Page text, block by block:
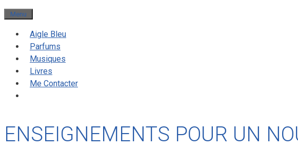
Menu
Aigle Bleu
Parfums
Musiques
Livres
Me Contacter
ENSEIGNEMENTS POUR UN